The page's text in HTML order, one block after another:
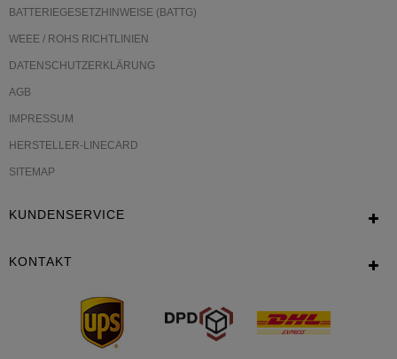
BATTERIEGESETZHINWEISE (BATTG)
WEEE / ROHS RICHTLINIEN
DATENSCHUTZERKLÄRUNG
AGB
IMPRESSUM
HERSTELLER-LINECARD
SITEMAP
KUNDENSERVICE
KONTAKT